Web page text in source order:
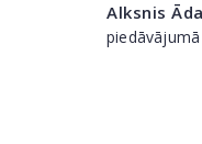
Alksnis